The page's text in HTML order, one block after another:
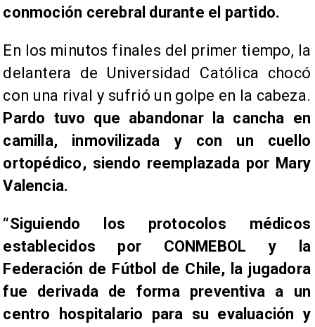
conmoción cerebral durante el partido.
En los minutos finales del primer tiempo, la
delantera de Universidad Católica chocó
con una rival y sufrió un golpe en la cabeza.
Pardo tuvo que abandonar la cancha en
camilla, inmovilizada y con un cuello
ortopédico, siendo reemplazada por Mary
Valencia.
“Siguiendo los protocolos médicos
establecidos por CONMEBOL y la
Federación de Fútbol de Chile, la jugadora
fue derivada de forma preventiva a un
centro hospitalario para su evaluación y